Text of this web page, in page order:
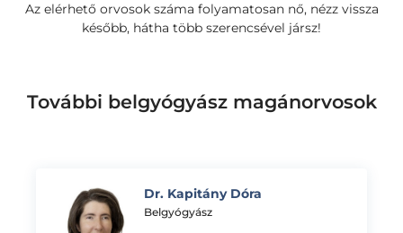
Az elérhető orvosok száma folyamatosan nő, nézz vissza
később, hátha több szerencsével jársz!
További belgyógyász magánorvosok
Dr. Kapitány Dóra
Belgyógyász